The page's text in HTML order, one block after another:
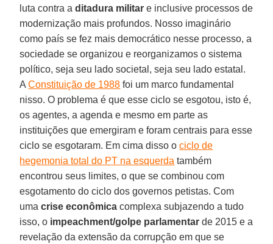
luta contra aditadura militar e inclusive processos de
modernização mais profundos. Nosso imaginário
como país se fez mais democrático nesse processo, a
sociedade se organizou e reorganizamos o sistema
político, seja seu lado societal, seja seu lado estatal.
AConstituição de 1988 foi um marco fundamental
nisso. O problema é que esse ciclo se esgotou, isto é,
os agentes, a agenda e mesmo em parte as
instituições que emergiram e foram centrais para esse
ciclo se esgotaram. Em cima disso ociclo de
hegemonia total do PT na esquerda também
encontrou seus limites, o que se combinou com
esgotamento do ciclo dos governos petistas. Com
umacrise econômica complexa subjazendo a tudo
isso, o impeachment/golpe parlamentar de 2015 e a
revelação da extensão da corrupção em que se